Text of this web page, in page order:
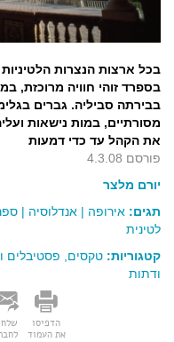
בכל ארצות הנצרות
בספרד זוהי חוויה מרוכזת,
בבירתה סביליה. גברים
מסורתיים, במות נישאות
את הקהל עד כדי דמעות
פורסם 4.3.08
יורם מלצר
תגים: אירופה | אנדלוסיה |
לטינית
קטגוריות: טקסים, פסטיבלים
ודתות
הדפיסו
את העמוד